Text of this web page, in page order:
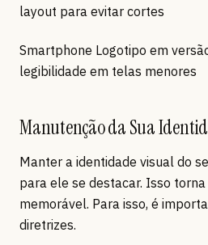
layout para evitar cortes
Smartphone Logotipo em
legibilidade em telas menores
Manutenção da Sua
Manter a identidade visual do
para ele se destacar. Isso
memorável. Para isso, é
diretrizes.